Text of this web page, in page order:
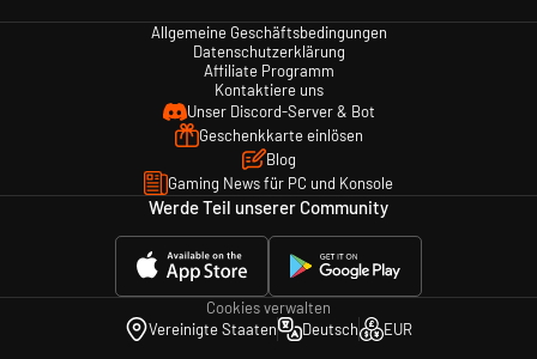
Allgemeine Geschäftsbedingungen
Datenschutzerklärung
Affiliate Programm
Kontaktiere uns
Unser Discord-Server & Bot
Geschenkkarte einlösen
Blog
Gaming News für PC und Konsole
Werde Teil unserer Community
Cookies verwalten
Vereinigte Staaten
Deutsch EUR